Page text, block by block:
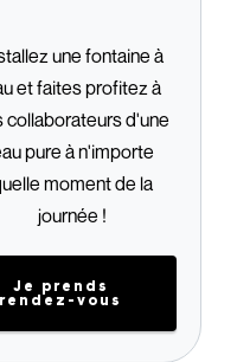
une fontaine à
et faites profitez à
collaborateurs d'une
pure à n'importe
moment de la
journée !
Je prends
rendez-vous